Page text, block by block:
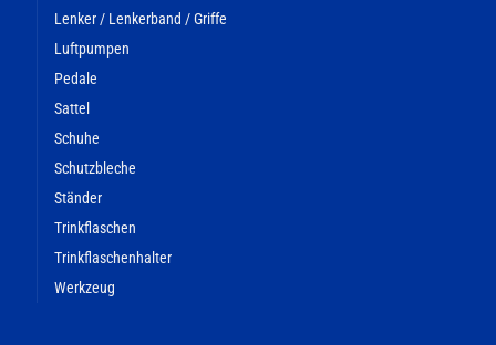
Lenker / Lenkerband / Griffe
Luftpumpen
Pedale
Sattel
Schuhe
Schutzbleche
Ständer
Trinkflaschen
Trinkflaschenhalter
Werkzeug